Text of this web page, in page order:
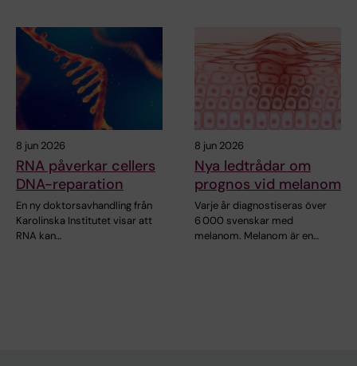
8 jun 2026
RNA påverkar cellers
DNA-reparation
En ny doktorsavhandling från
Karolinska Institutet visar att
RNA kan…
8 jun 2026
Nya ledtrådar om
prognos vid melanom
Varje år diagnostiseras över
6 000 svenskar med
melanom. Melanom är en…